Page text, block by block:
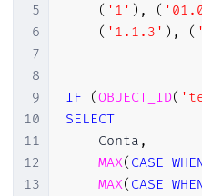
58
59
60
61
62
63
64
65
66
SELECT
DISTINCT
#Partes
-- ATUALIZA OS
(
5
6
7
8
9
10
11
12
13
( '1' ) , (
( '1.1.3' ) , (
IF (OBJECT_ID(
SELECT
    Conta
,
MAX( CASE
MAX( CASE